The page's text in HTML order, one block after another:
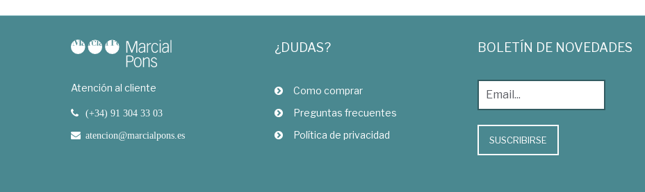
Atención al cliente
(+34) 91 304 33 03
atencion@marcialpons.es
¿DUDAS?
Como comprar
Preguntas frecuentes
Política de privacidad
BOLETÍN DE NOVEDADES
SUSCRIBIRSE